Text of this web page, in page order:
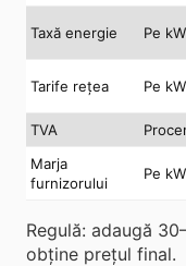
Taxă energie Pe
Tarife rețea Pe
TVA
Marja
furnizorului
Pe
Regulă: adaugă
obține prețul final.